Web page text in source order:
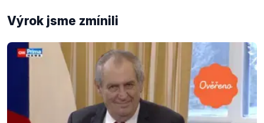
Výrok jsme zmínili